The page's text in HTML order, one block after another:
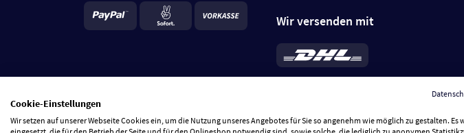
Wir versenden mit
*Standard 6,95 €; bei Kühlware zzgl. 0,99 €
je Bestellung, insgesamt 7,94 €. Lieferzeit3-
Cookie-Einstellungen
Wir setzen auf unserer Webseite Cookies ein, um die Nutzung unseres Angebotes für Sie so angenehm wie möglich zu gestalten. Es